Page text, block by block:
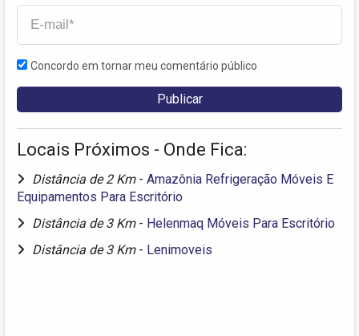
Concordo em tornar meu comentário público
Locais Próximos - Onde Fica:
Distância de 2 Km - Amazônia Refrigeração Móveis E
Equipamentos Para Escritório
Distância de 3 Km - Helenmaq Móveis Para Escritório
Distância de 3 Km - Lenimoveis